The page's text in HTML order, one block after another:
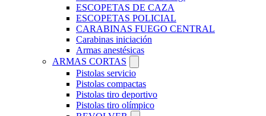
ESCOPETAS DE CAZA
ESCOPETAS POLICIAL
CARABINAS FUEGO CENTRAL
Carabinas iniciación
Armas anestésicas
ARMAS CORTAS
Pistolas servicio
Pistolas compactas
Pistolas tiro deportivo
Pistolas tiro olímpico